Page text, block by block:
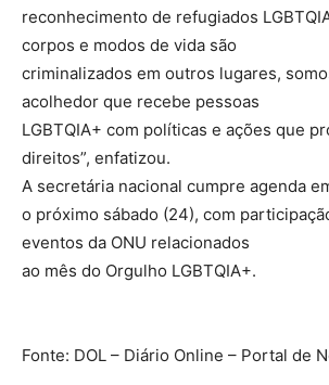
reconhecimento de refugiados
corpos e modos de vida são
criminalizados em outros lugares,
acolhedor que recebe pessoas
LGBTQIA+ com políticas e ações que
direitos”, enfatizou.
A secretária nacional cumpre agenda
o próximo sábado (24), com
eventos da ONU relacionados
ao mês do Orgulho LGBTQIA+.
Fonte: DOL – Diário Online – Portal de